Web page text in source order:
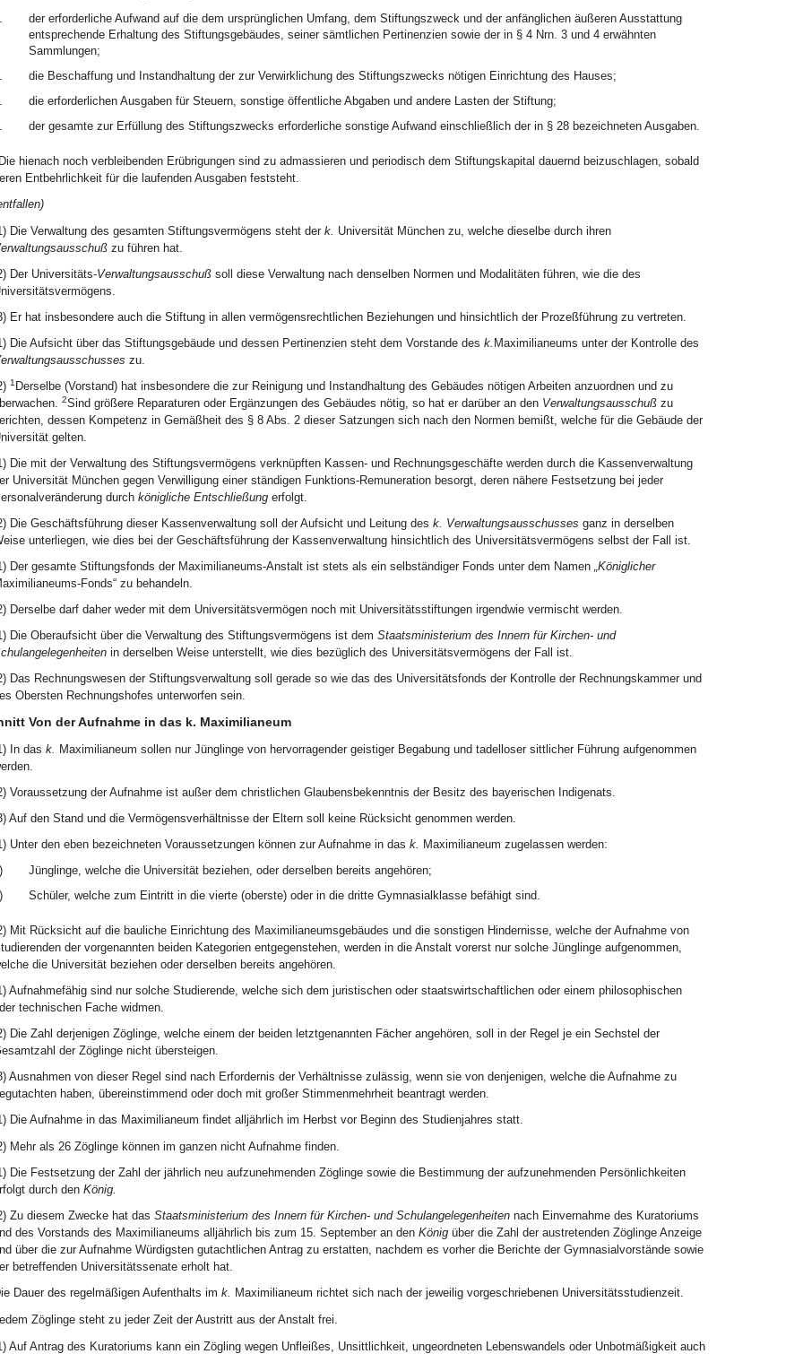
der erforderliche Aufwand auf die dem ursprünglichen Umfang, dem Stiftungszweck und der anfänglichen äußeren Ausstattung
entsprechende Erhaltung des Stiftungsgebäudes, seiner sämtlichen Pertinenzien sowie der in § 4 Nrn. 3 und 4 erwähnten
Sammlungen;
die Beschaffung und Instandhaltung der zur Verwirklichung des Stiftungszwecks nötigen Einrichtung des Hauses;
die erforderlichen Ausgaben für Steuern, sonstige öffentliche Abgaben und andere Lasten der Stiftung;
der gesamte zur Erfüllung des Stiftungszwecks erforderliche sonstige Aufwand einschließlich der in § 28 bezeichneten Ausgaben.
Die hienach noch verbleibenden Erübrigungen sind zu admassieren und periodisch dem Stiftungskapital dauernd beizuschlagen, sobald
Entbehrlichkeit für die laufenden Ausgaben feststeht.
Die Verwaltung des gesamten Stiftungsvermögens steht der k. Universität München zu, welche dieselbe durch ihren
zu führen hat.
Der Universitäts-Verwaltungsausschußsoll diese Verwaltung nach denselben Normen und Modalitäten führen, wie die des
Er hat insbesondere auch die Stiftung in allen vermögensrechtlichen Beziehungen und hinsichtlich der Prozeßführung zu vertreten.
Die Aufsicht über das Stiftungsgebäude und dessen Pertinenzien steht dem Vorstande des k. Maximilianeums unter der Kontrolle des
zu.
1 Derselbe (Vorstand) hat insbesondere die zur Reinigung und Instandhaltung des Gebäudes nötigen Arbeiten anzuordnen und zu
2Sind größere Reparaturen oder Ergänzungen des Gebäudes nötig, so hat er darüber an den Verwaltungsausschußzu
dessen Kompetenz in Gemäßheit des § 8 Abs. 2 dieser Satzungen sich nach den Normen bemißt, welche für die Gebäude der
gelten.
Die mit der Verwaltung des Stiftungsvermögens verknüpften Kassen- und Rechnungsgeschäfte werden durch die Kassenverwaltung
Universität München gegen Verwilligung einer ständigen Funktions-Remuneration besorgt, deren nähere Festsetzung bei jeder
durch königliche Entschließungerfolgt.
Die Geschäftsführung dieser Kassenverwaltung soll der Aufsicht und Leitung des k. Verwaltungsausschusses ganz in derselben
unterliegen, wie dies bei der Geschäftsführung der Kassenverwaltung hinsichtlich des Universitätsvermögens selbst der Fall ist.
Der gesamte Stiftungsfonds der Maximilianeums-Anstalt ist stets als ein selbständiger Fonds unter dem Namen „Königlicher
Fonds“ zu behandeln.
Derselbe darf daher weder mit dem Universitätsvermögen noch mit Universitätsstiftungen irgendwie vermischt werden.
Die Oberaufsicht über die Verwaltung des Stiftungsvermögens ist dem Staatsministerium des Innern für Kirchen- und
in derselben Weise unterstellt, wie dies bezüglich des Universitätsvermögens der Fall ist.
Das Rechnungswesen der Stiftungsverwaltung soll gerade so wie das des Universitätsfonds der Kontrolle der Rechnungskammer und
Obersten Rechnungshofes unterworfen sein.
Von der Aufnahme in das k. Maximilianeum
In das k. Maximilianeum sollen nur Jünglinge von hervorragender geistiger Begabung und tadelloser sittlicher Führung aufgenommen
Voraussetzung der Aufnahme ist außer dem christlichen Glaubensbekenntnis der Besitz des bayerischen Indigenats.
Auf den Stand und die Vermögensverhältnisse der Eltern soll keine Rücksicht genommen werden.
Unter den eben bezeichneten Voraussetzungen können zur Aufnahme in das k. Maximilianeum zugelassen werden:
Jünglinge, welche die Universität beziehen, oder derselben bereits angehören;
Schüler, welche zum Eintritt in die vierte (oberste) oder in die dritte Gymnasialklasse befähigt sind.
Mit Rücksicht auf die bauliche Einrichtung des Maximilianeumsgebäudes und die sonstigen Hindernisse, welche der Aufnahme von
der vorgenannten beiden Kategorien entgegenstehen, werden in die Anstalt vorerst nur solche Jünglinge aufgenommen,
die Universität beziehen oder derselben bereits angehören.
Aufnahmefähig sind nur solche Studierende, welche sich dem juristischen oder staatswirtschaftlichen oder einem philosophischen
technischen Fache widmen.
Die Zahl derjenigen Zöglinge, welche einem der beiden letztgenannten Fächer angehören, soll in der Regel je ein Sechstel der
der Zöglinge nicht übersteigen.
Ausnahmen von dieser Regel sind nach Erfordernis der Verhältnisse zulässig, wenn sie von denjenigen, welche die Aufnahme zu
haben, übereinstimmend oder doch mit großer Stimmenmehrheit beantragt werden.
Die Aufnahme in das Maximilianeum findet alljährlich im Herbst vor Beginn des Studienjahres statt.
Mehr als 26 Zöglinge können im ganzen nicht Aufnahme finden.
Die Festsetzung der Zahl der jährlich neu aufzunehmenden Zöglinge sowie die Bestimmung der aufzunehmenden Persönlichkeiten
durch den König.
Zu diesem Zwecke hat das Staatsministerium des Innern für Kirchen- und Schulangelegenheitennach Einvernahme des Kuratoriums
des Vorstands des Maximilianeums alljährlich bis zum 15. September an den Königüber die Zahl der austretenden Zöglinge Anzeige
über die zur Aufnahme Würdigsten gutachtlichen Antrag zu erstatten, nachdem es vorher die Berichte der Gymnasialvorstände sowie
betreffenden Universitätssenate erholt hat.
Dauer des regelmäßigen Aufenthalts im k. Maximilianeum richtet sich nach der jeweilig vorgeschriebenen Universitätsstudienzeit.
Zöglinge steht zu jeder Zeit der Austritt aus der Anstalt frei.
Auf Antrag des Kuratoriums kann ein Zögling wegen Unfleißes, Unsittlichkeit, ungeordneten Lebenswandels oder Unbotmäßigkeit auch